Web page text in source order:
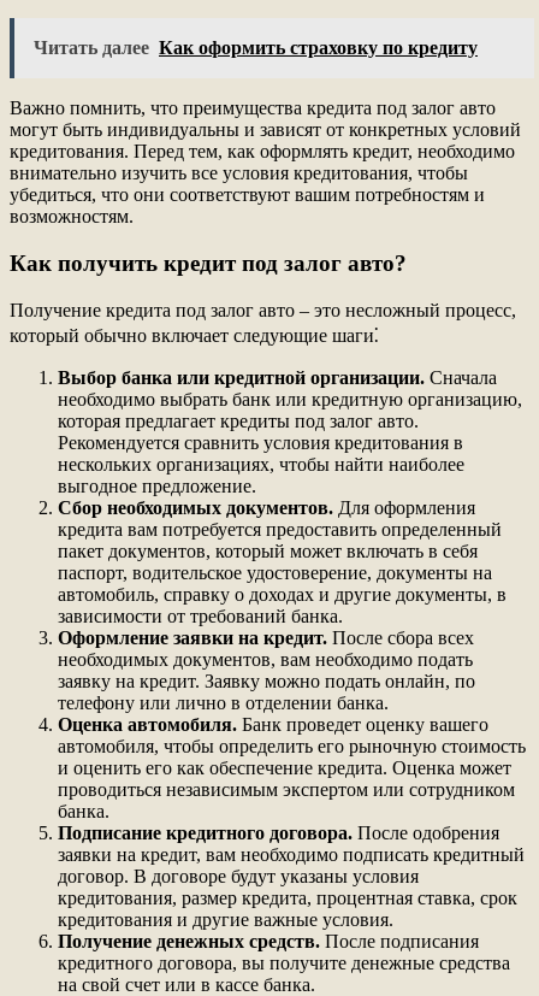
Читать далее Как оформить страховку по кредиту
Важно помнить, что преимущества кредита под залог авто
могут быть индивидуальны и зависят от конкретных условий
кредитования. Перед тем, как оформлять кредит, необходимо
внимательно изучить все условия кредитования, чтобы
убедиться, что они соответствуют вашим потребностям и
возможностям.
Как получить кредит под залог авто?
Получение кредита под залог авто – это несложный процесс,
который обычно включает следующие шаги⁚
Выбор банка или кредитной организации. Сначала
необходимо выбрать банк или кредитную организацию,
которая предлагает кредиты под залог авто.
Рекомендуется сравнить условия кредитования в
нескольких организациях, чтобы найти наиболее
выгодное предложение.
Сбор необходимых документов. Для оформления
кредита вам потребуется предоставить определенный
пакет документов, который может включать в себя
паспорт, водительское удостоверение, документы на
автомобиль, справку о доходах и другие документы, в
зависимости от требований банка.
Оформление заявки на кредит. После сбора всех
необходимых документов, вам необходимо подать
заявку на кредит. Заявку можно подать онлайн, по
телефону или лично в отделении банка.
Оценка автомобиля. Банк проведет оценку вашего
автомобиля, чтобы определить его рыночную стоимость
и оценить его как обеспечение кредита. Оценка может
проводиться независимым экспертом или сотрудником
банка.
Подписание кредитного договора. После одобрения
заявки на кредит, вам необходимо подписать кредитный
договор. В договоре будут указаны условия
кредитования, размер кредита, процентная ставка, срок
кредитования и другие важные условия.
Получение денежных средств. После подписания
кредитного договора, вы получите денежные средства
на свой счет или в кассе банка.